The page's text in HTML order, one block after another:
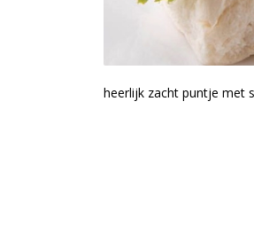
heerlijk zacht puntje met